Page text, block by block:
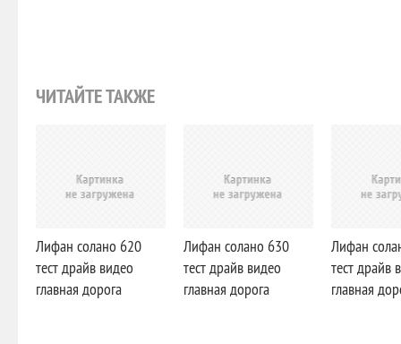
ЧИТАЙТЕ ТАКЖЕ
Лифан солано 620
тест драйв видео
главная дорога
Лифан солано 630
тест драйв видео
главная дорога
Лифан
тест драйв
главная